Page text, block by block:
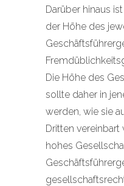
Darüber hinaus
der Höhe des
Die Höhe des
sollte daher in
werden, wie sie
Dritten
hohes